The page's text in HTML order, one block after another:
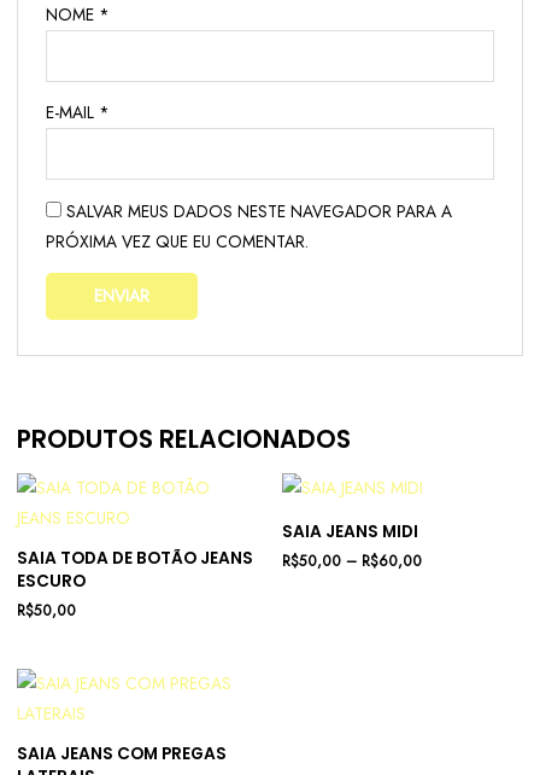
NOME *
E-MAIL *
SALVAR MEUS DADOS NESTE NAVEGADOR PARA A
PRÓXIMA VEZ QUE EU COMENTAR.
PRODUTOS RELACIONADOS
SAIA TODA DE BOTÃO JEANS
ESCURO
R$50,00
SAIA JEANS MIDI
R$50,00 – R$60,00
SAIA JEANS COM PREGAS